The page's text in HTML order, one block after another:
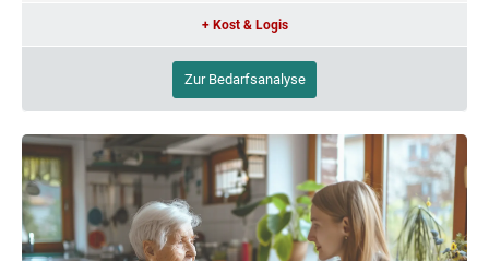
+ Kost & Logis
Zur Bedarfsanalyse